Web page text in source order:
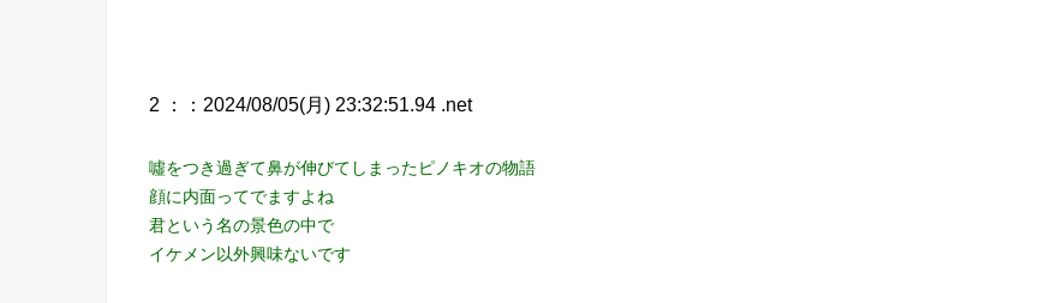
2 ： ：2024/08/05(月) 23:32:51.94 .net
噓をつき過ぎて鼻が伸びてしまったピノキオの物語
顔に内面ってでますよね
君という名の景色の中で
イケメン以外興味ないです